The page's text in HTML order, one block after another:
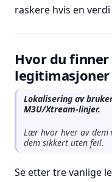
raskere hvis en
Hvor du
legitimasjoner
Lokalisering av
M3U/Xtream-linjer.
Lær hvor hver av dem
dem sikkert uten feil.
Se etter tre vanlige